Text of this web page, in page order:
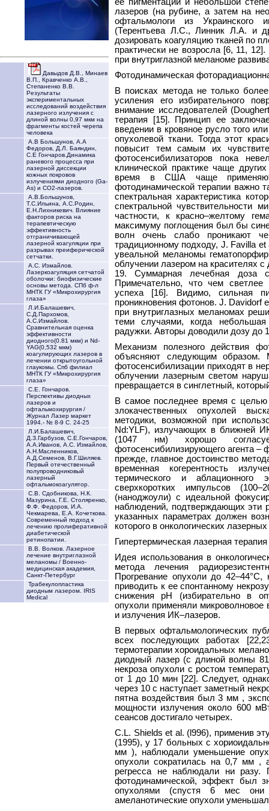
Давыдов Д.В., Минаев
В.П., Кравченко А.В.,
Степаненко В.В.
Результаты
экспериментальных
исследований воздействия
лазерного излучения с
длиной волны 0,97 мкм на
фрагменты костей черепа
человека
А.В Большунов, А.А
Федоров, Д.Л. Баяндин,
С.Е Гончаров.Динамика
раневого процесса при
лазерной диссекции
кожных покровов
излучениями диодного (Ga-
As) и СО2-лазеров.
А.В.Большунов,
Т.С.Ильина, А.С.Родин,
Е.Н.Лихникевич. Влияние
факторов риска на
терапевтическую
эффективность
отграничивающей
лазерной коагуляции при
разрывах преиферической
сетчатки.
А.С. Измайлов.
Лазеркоагуляция сетчатой
оболочки: биофизические
основы метода. СПб ф-л
МНТК ГУ «Микрохирургия
глаза»
Л.И.Балашевич,
С.Д.Пархомов,
А.С.Измайлов.
Сравнительная оценка
эффективности
диодного(0.81 мкм) и Nd-
YAG(0,532 мкм)
коагулирующих лазеров в
лечении открытоугольной
глаукомы. Спб филиал
МНТК ГУ «Микрохирургия
глаза»
С.Е. Гончаров.
Перспективы диодных
лазеров и
офтальмохирургия /
Журнал Лазер маркет
1994.- № 8-9 С. 24-25
Л.И.Балашевич,
Д.З.Гарбузов, С.Е.Гончаров,
А.А.Иванов, А.С. Измайлов,
А.Н.Масленников,
А.Д.Семенов, В.Г.Шиляев.
Первый отечественный
полупроводниковый
лазерный
офтальмокоагулятор.
С.В. Сдобникова, Н.К.
Мазурина, Г.Е. Столяренко,
Ф.Ф. Федоров, И.А.
Чекмарева, Е.А. Кочеткова.
Современный подход к
лечению пролиферативной
диабетической
ретинопатии.
В.В. Волков. Лазерное
лечение внутриглазной
меланомы / Военно-
медицинская академия,
Санкт-Петербург
Трабекулопластика
диодным лазером. IRIS
Medical
лазеров (на рубине, а затем на
офтальмологи из Украинского
(Терентьева Л.С., Линник Л.А. и
дозировать коагуляцию тканей по
практически не возросла [6, 11,
при внутриглазной меланоме
Фотодинамическая
В поисках метода не только
усиления его избирательного
внимание исследователей
терапия [15]. Принцип ее
введении в кровяное русло того
опухолевой ткани. Тогда этот
повысит тем самым их
фотосенсибилизаторов пока
клинической практике чаще
время в США чаще
фотодинамической терапии важно
спектральная характеристика
спектральной
частности, к красно–желтому
максимуму поглощения был бы
волн очень слабо проникают
традиционному подходу, J. Favilla
увеальной меланомы
облучении лазером на красителях
19. Суммарная лечебная доза
Примечательно, что чем
успеха [16]. Видимо, сильная
проникновения фотонов. J. Davidorf
при внутриглазных меланомах
теми случаями, когда
радужки. Авторы доводили дозу до
Механизм полезного действия
объясняют следующим образом.
фотосенсибилизации приходят в
облучении лазерным светом
превращается в синглетный,
В самое последнее время с
злокачественных опухолей
методики, возможной при
Nd:YLF), излучающих в ближней
(1047 нм) хорошо
фотосенсибилизирующего агента –
прежде, главное достоинство
временная когерентность
термического и аблационного
сверхкоротких импульсов
(наноджоули) с идеальной
наблюдений, подтверждающих эти
указанных параметрах должен
которого в онкологических
Гипертермическая лазерная терапия
Идея использования в
метода лечения
Прогревание опухоли до
приводить к ее спонтанному
снижения рН (избирательно в
опухоли применяли микроволновое
и излучения ИК–лазеров.
В первых офтальмологических
всех последующих работах
термотерапии хороидальных
диодный лазер (с длиной волны
некроза опухоли с ростом
от 1 до 10 мин [22]. Следует,
через 10 с наступает заметный
пятна воздействия был 3 мм ,
мощности излучения около 600
сеансов достигало четырех.
C.L. Shields et al. (l996), применив
(1995), у 17 больных с
мм ), наблюдали уменьшение
опухоли сократилась на 0,7 мм
регресса не наблюдали ни разу.
фотодинамической, эффект был
опухолями (спустя 6 мес они
амеланотические опухоли